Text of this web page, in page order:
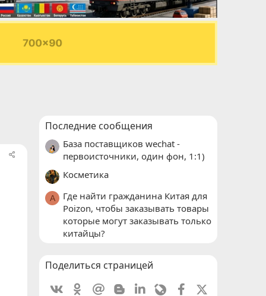
Последние сообщения
База поставщиков wechat -
первоисточники, один фон, 1:1)
Косметика
A
Где найти гражданина Китая для
Poizon, чтобы заказывать товары
которые могут заказывать только
китайцы?
Поделиться страницей
VkontakteOdnoklassniki
Mail.ru BloggerLinkedin
LivejournalFacebook